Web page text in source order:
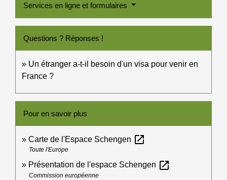
Services en ligne et formulaires
Questions ? Réponses !
Un étranger a-t-il besoin d'un visa pour venir en
France ?
Pour en savoir plus
Carte de l'Espace Schengen open_in_new
Toute l'Europe
Présentation de l'espace Schengen open_in_new
Commission européenne